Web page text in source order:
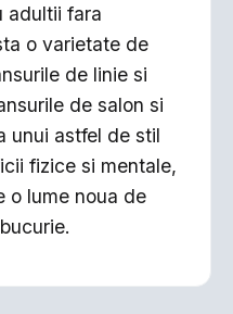
adultii fara
o varietate de
de linie si
de salon si
unui astfel de stil
fizice si mentale,
o lume noua de